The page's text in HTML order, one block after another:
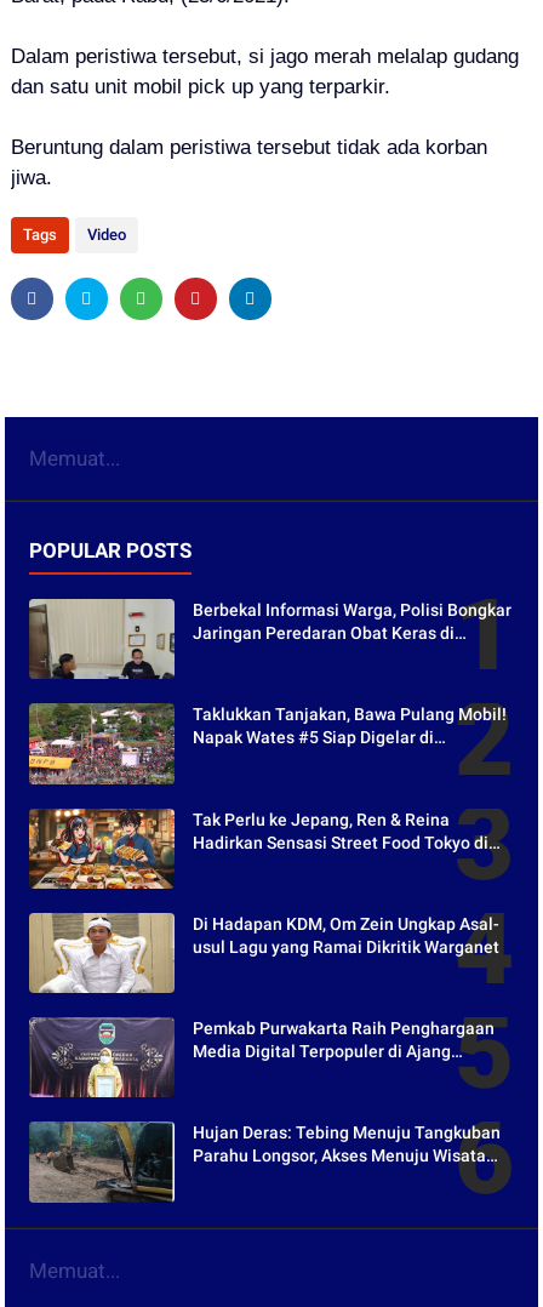
Dalam peristiwa tersebut, si jago merah melalap gudang
dan satu unit mobil pick up yang terparkir.
Beruntung dalam peristiwa tersebut tidak ada korban
jiwa.
Tags Video
Memuat...
POPULAR POSTS
Berbekal Informasi Warga, Polisi Bongkar
Jaringan Peredaran Obat Keras di
Taklukkan Tanjakan, Bawa Pulang Mobil!
Napak Wates #5 Siap Digelar di
Tak Perlu ke Jepang, Ren & Reina
Hadirkan Sensasi Street Food Tokyo di
Di Hadapan KDM, Om Zein Ungkap Asal-
usul Lagu yang Ramai Dikritik Warganet
Pemkab Purwakarta Raih Penghargaan
Media Digital Terpopuler di Ajang
Hujan Deras: Tebing Menuju Tangkuban
Parahu Longsor, Akses Menuju Wisata
Memuat...